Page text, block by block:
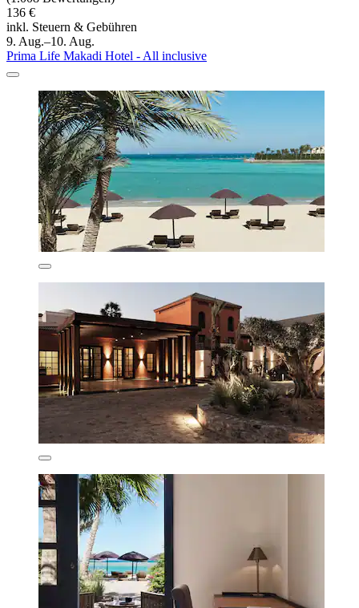
136 €
inkl. Steuern & Gebühren
9. Aug.–10. Aug.
Prima Life Makadi Hotel - All inclusive